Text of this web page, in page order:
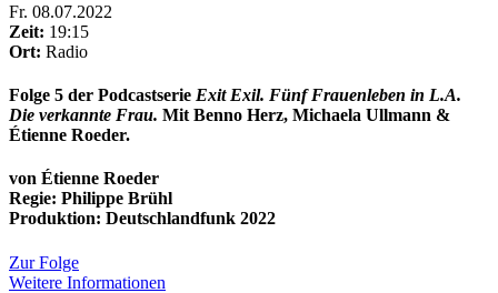
Fr. 08.07.2022
Zeit: 19:15
Ort: Radio
Folge 5 der Podcastserie Exit Exil. Fünf Frauenleben in L.A.
Die verkannte Frau. Mit Benno Herz, Michaela Ullmann &
Étienne Roeder.
von Étienne Roeder
Regie: Philippe Brühl
Produktion: Deutschlandfunk 2022
Zur Folge
Weitere Informationen